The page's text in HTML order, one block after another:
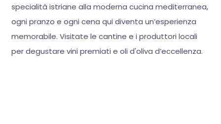
specialità istriane alla moderna cucina mediterranea,
ogni pranzo e ogni cena qui diventa un’esperienza
memorabile. Visitate le cantine e i produttori locali
per degustare vini premiati e oli d'oliva d’eccellenza.